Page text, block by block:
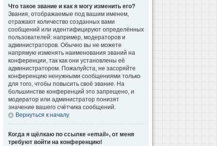
Что такое звание и как я могу изменить его?
Звания, отображаемые под вашим именем,
отражают количество созданных вами
сообщений или идентифицируют определённых
пользователей: например, модераторов и
администраторов. Обычно вы не можете
напрямую изменять наименования званий на
конференции, так как они установлены её
администратором. Пожалуйста, не засоряйте
конференцию ненужными сообщениями только
для того, чтобы повысить своё звание. На
большинстве конференций это запрещено, и
модератор или администратор понизят
значение вашего счётчика сообщений.
Вернуться к началу
Когда я щёлкаю по ссылке «email», от меня
требуют войти на конференцию!